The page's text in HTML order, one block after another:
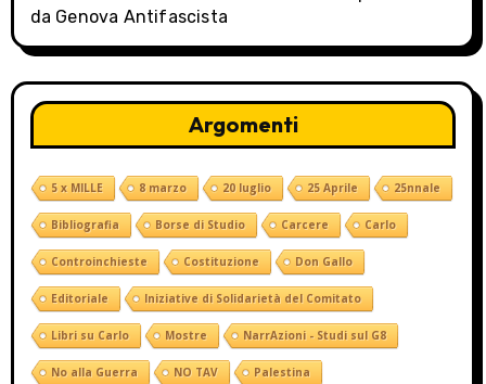
da Genova Antifascista
Argomenti
5 x MILLE 8 marzo 20 luglio 25 Aprile 25nnale
Bibliografia Borse di Studio Carcere Carlo
Controinchieste Costituzione Don Gallo
Editoriale Iniziative di Solidarietà del Comitato
Libri su Carlo Mostre NarrAzioni - Studi sul G8
No alla Guerra NO TAV Palestina